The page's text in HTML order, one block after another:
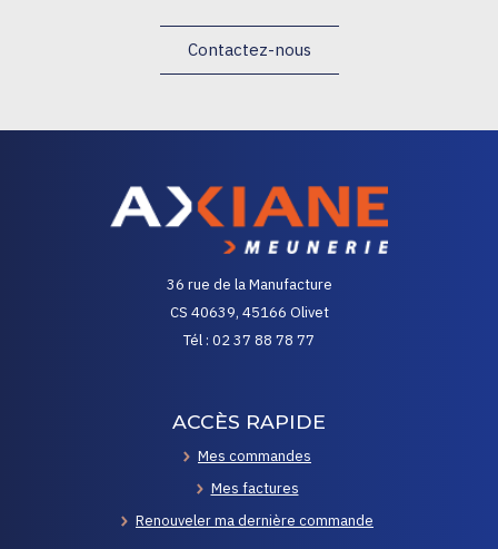
Contactez-nous
36 rue de la Manufacture
CS 40639, 45166 Olivet
Tél : 02 37 88 78 77
ACCÈS RAPIDE
Mes commandes
Mes factures
Renouveler ma dernière commande